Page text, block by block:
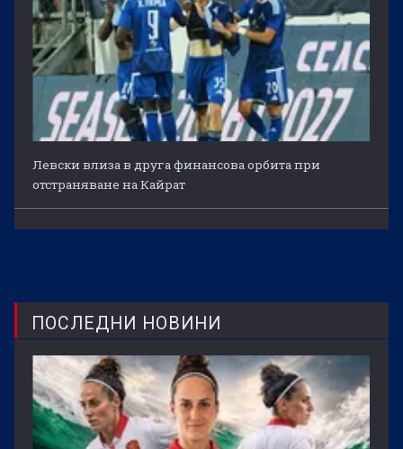
Левски влиза в друга финансова орбита при
отстраняване на Кайрат
ПОСЛЕДНИ НОВИНИ